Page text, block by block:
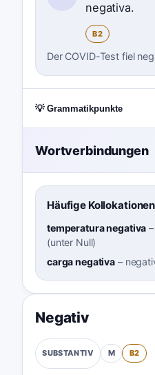
negativa.
B2
Der COVID-Test fiel
💡 Grammatikpunkte
Wortverbindungen
Häufige Kollokationen
temperatura negativa –
(unter Null)
carga negativa –
Negativ
SUBSTANTIV M B2